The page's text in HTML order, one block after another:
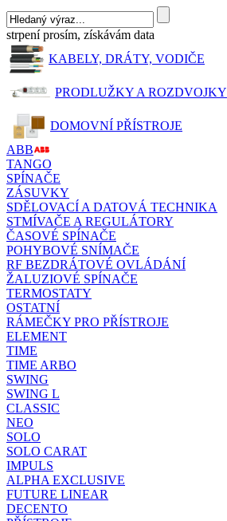
strpení prosím, získávám data
KABELY, DRÁTY, VODIČE
PRODLUŽKY A ROZDVOJKY
DOMOVNÍ PŘÍSTROJE
ABB
TANGO
SPÍNAČE
ZÁSUVKY
SDĚLOVACÍ A DATOVÁ TECHNIKA
STMÍVAČE A REGULÁTORY
ČASOVÉ SPÍNAČE
POHYBOVÉ SNÍMAČE
RF BEZDRÁTOVÉ OVLÁDÁNÍ
ŽALUZIOVÉ SPÍNAČE
TERMOSTATY
OSTATNÍ
RÁMEČKY PRO PŘÍSTROJE
ELEMENT
TIME
TIME ARBO
SWING
SWING L
CLASSIC
NEO
SOLO
SOLO CARAT
IMPULS
ALPHA EXCLUSIVE
FUTURE LINEAR
DECENTO